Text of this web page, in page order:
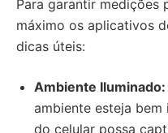
Para garantir medições
máximo os aplicativos
dicas úteis:
Ambiente Iluminado:
ambiente esteja bem
do celular possa